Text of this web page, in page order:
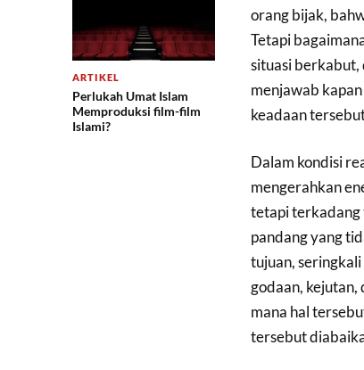
ARTIKEL
Perlukah Umat Islam
Memproduksi film-film
Islami?
orang bijak,
Tetapi
situasi berkabut,
menjawab
keadaan
Dalam kondisi
mengerahkan
tetapi terkadang
pandang yang
tujuan,
godaan, kejutan,
mana hal
tersebut